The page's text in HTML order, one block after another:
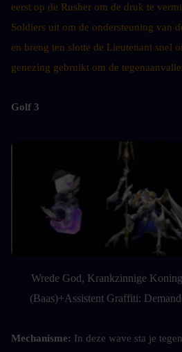
eerst op de Rusher om de druk te
Soldiers uit om de ondersteuning van
en breng ten slotte de Lieutenant snel
genezing gebruikt om de
Golf 3
Wrede God, Krankzinnige
(Baas)+Assistent Graffiti:
Mechanisme: In deze wave sta je